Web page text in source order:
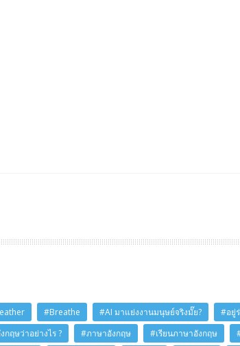
#Breathe #AI มาแย่งงานมนุษย์จริงมั๊ย? #อยู่
กฤษว่าอย่างไร ? #ภาษาอังกฤษ #เรียนภาษาอังกฤษ